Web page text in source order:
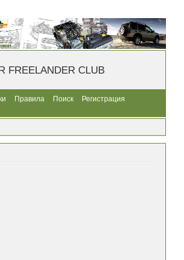
FREELANDER CLUB
Правила Поиск
Регистрация